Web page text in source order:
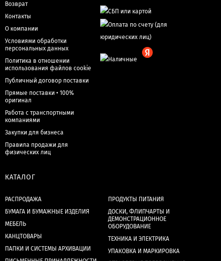
Возврат
Контакты
О компании
Условиями обработки
персональных данных
Политика в отношении
использования файлов cookie
Публичный договор поставки
Прямые поставки • 100%
оригинал
Работа с транспортными
компаниями
Закупки для бизнеса
Правила продажи для
физических лиц
КАТАЛОГ
РАСПРОДАЖА
БУМАГА И БУМАЖНЫЕ ИЗДЕЛИЯ
МЕБЕЛЬ
КАНЦТОВАРЫ
ПАПКИ И СИСТЕМЫ АРХИВАЦИИ
ПРОДУКТЫ ПИТАНИЯ
ДОСКИ, ФЛИПЧАРТЫ И
ДЕМОНСТРАЦИОННОЕ
ОБОРУДОВАНИЕ
ТЕХНИКА И ЭЛЕКТРИКА
УПАКОВКА И МАРКИРОВКА